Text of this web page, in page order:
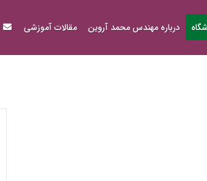
درباره مهندس محمد آروین مقالات آموزشی